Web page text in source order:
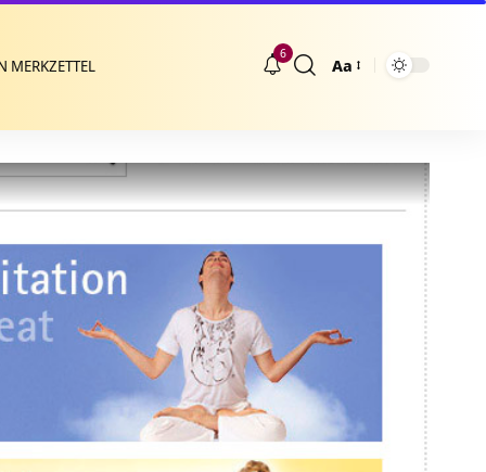
MERKZETTEL
6
Größenänderung
Aa